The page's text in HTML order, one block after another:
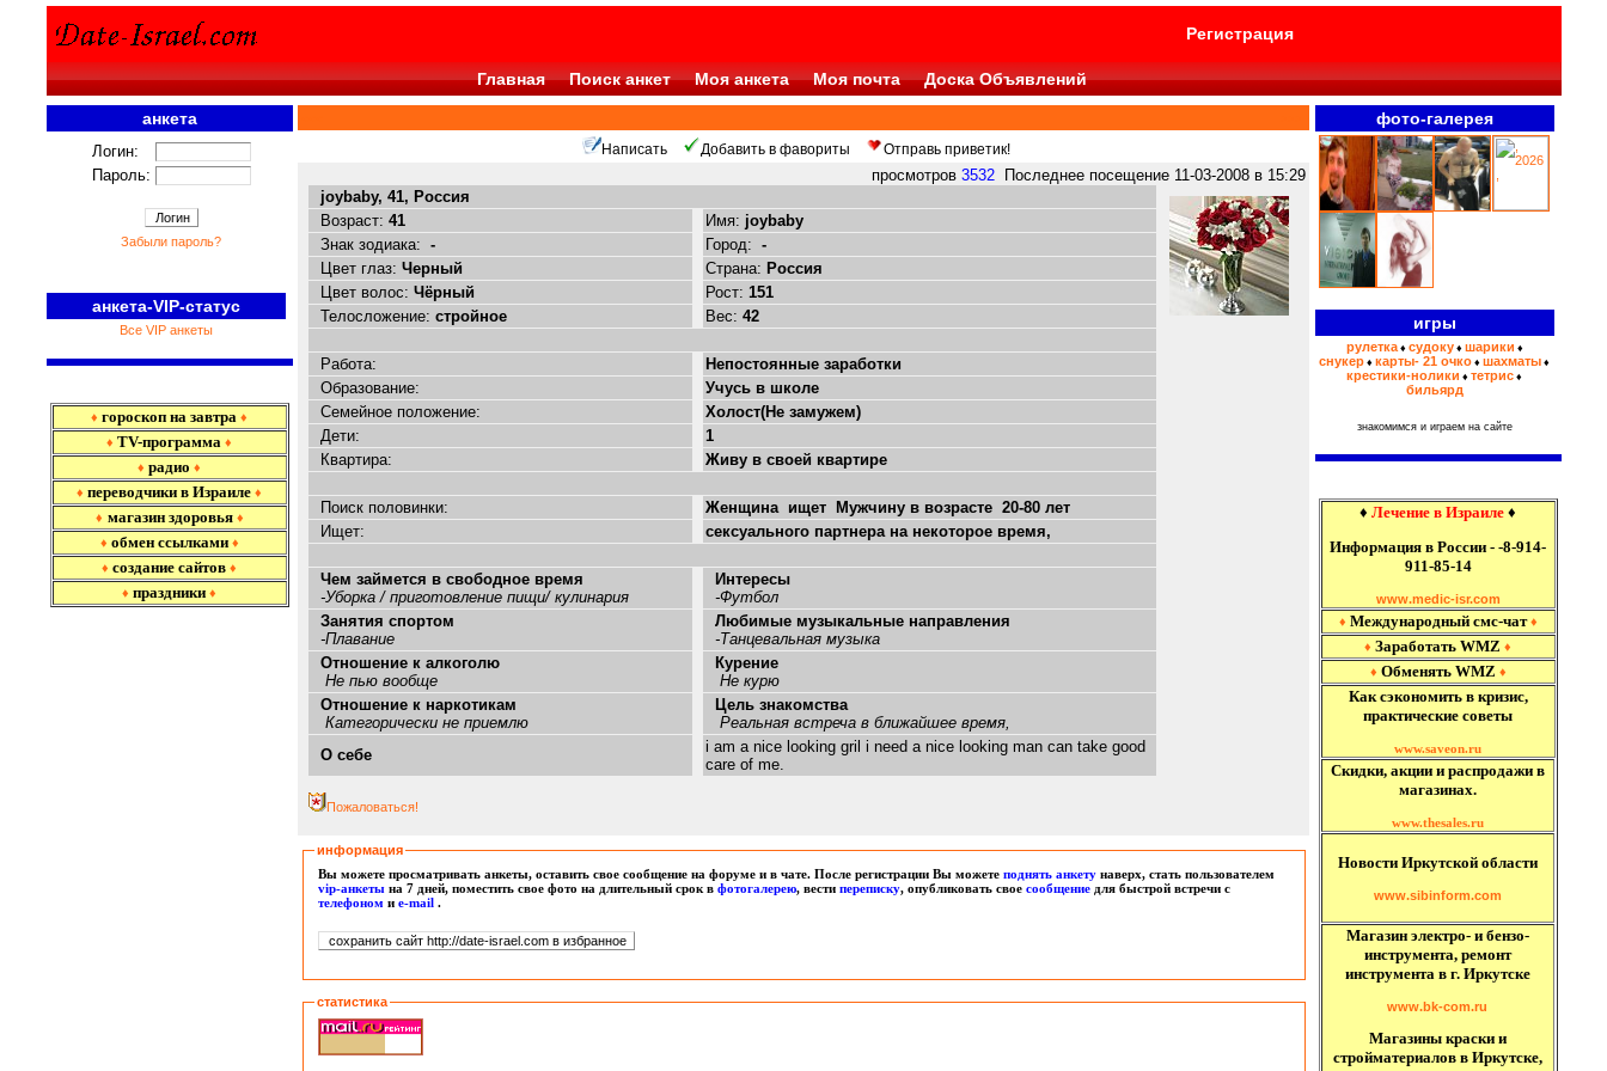
Регистрация
Главная Поиск анкет Моя анкета Моя почта Доска Объявлений
анкета
Логин:
Пароль:
Забыли пароль?
анкета-VIP-статус
Все VIP анкеты
♦ гороскоп на завтра ♦
♦ TV-программа ♦
♦ радио ♦
♦ переводчики в Израиле ♦
♦ магазин здоровья ♦
♦ обмен ссылками ♦
♦ создание сайтов ♦
♦ праздники ♦
Написать Добавить в фавориты Отправь приветик!
просмотров 3532 Последнее посещение 11-03-2008 в 15:29
joybaby, 41, Россия
Возраст: 41 Имя: joybaby
Знак зодиака: - Город: -
Цвет глаз: Черный Страна: Россия
Цвет волос: Чёрный Рост: 151
Телосложение: стройное Вес: 42
Работа:
Непостоянные заработки
Образование:
Учусь в школе
Семейное положение:
Холост(Не замужем)
Дети:
1
Квартира:
Живу в своей квартире
Поиск половинки:
Женщина ищет Мужчину в возрасте 20-80 лет
Ищет:
сексуального партнера на некоторое время,
Чем займется в свободное время
-Уборка / приготовление пищи/ кулинария
Интересы
-Футбол
Занятия спортом
-Плавание
Любимые музыкальные направления
-Танцевальная музыка
Отношение к алкоголю
Не пью вообще
Курение
Не курю
Отношение к наркотикам
Категорически не приемлю
Цель знакомства
Реальная встреча в ближайшее время,
О себе
i am a nice looking gril i need a nice looking man can take good
care of me.
Пожаловаться!
информация
Вы можете просматривать анкеты, оставить свое сообщение на форуме и в чате. После регистрации Вы можетеподнять анкету наверх, стать пользователем
vip-анкетына 7 дней, поместить свое фото на длительный срок вфотогалерею, вестипереписку, опубликовать своесообщение для быстрой встречи с
телефоном иe-mail.
статистика
фото-галерея
игры
рулетка♦ судоку♦ шарики ♦
снукер ♦ карты- 21 очко ♦ шахматы ♦
крестики-нолики ♦ тетрис ♦
бильярд
знакомимся и играем на сайте
♦ Лечение в Израиле ♦
Информация в России - -8-914-
911-85-14
www.medic-isr.com
♦ Международный смс-чат♦
♦ Заработать WMZ ♦
♦ Обменять WMZ ♦
Как сэкономить в кризис,
практические советы
www.saveon.ru
Скидки, акции и распродажи в
магазинах.
www.thesales.ru
Новости Иркутской области
www.sibinform.com
Магазин электро- и бензо-
инструмента, ремонт
инструмента в г. Иркутске
www.bk-com.ru
Магазины краски и
стройматериалов в Иркутске,